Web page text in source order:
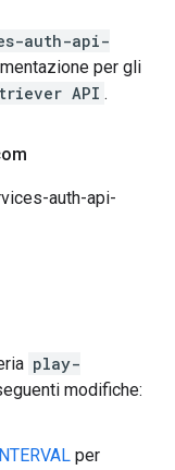
auth-api-
per gli
API .
auth-api-
play-
modifiche:
per